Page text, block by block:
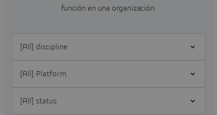
función en una organización.